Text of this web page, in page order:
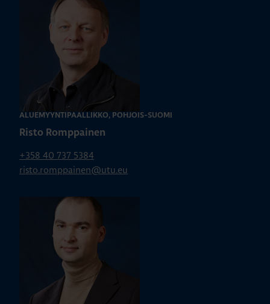
ALUEMYYNTIPÄÄLLIKKÖ, POHJOIS-SUOMI
Risto Romppainen
+358 40 737 5384
risto.romppainen@utu.eu